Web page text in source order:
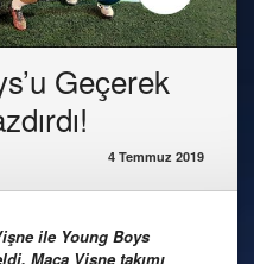
Geçerek
4 Temmuz 2019
ile Young Boys
Maça Vişne takımı